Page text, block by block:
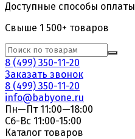
Доступные способы оплаты
Свыше 1 500+ товаров
8 (499) 350-11-20
Заказать звонок
8 (499) 350-11-20
info@babyone.ru
Пн—Пт 11:00—18:00
Сб-Вс 11:00-15:00
Каталог товаров